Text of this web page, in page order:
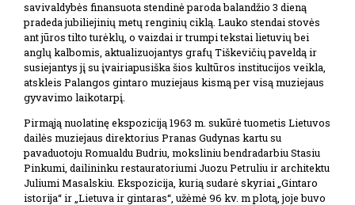
savivaldybės finansuota stendinė paroda balandžio 3 dieną
pradeda jubiliejinių metų renginių ciklą. Lauko stendai stovės
ant jūros tilto turėklų, o vaizdai ir trumpi tekstai lietuvių bei
anglų kalbomis, aktualizuojantys grafų Tiškevičių paveldą ir
susiejantys jį su įvairiapusiška šios kultūros institucijos veikla,
atskleis Palangos gintaro muziejaus kismą per visą muziejaus
gyvavimo laikotarpį.
Pirmąją nuolatinę ekspoziciją 1963 m. sukūrė tuometis Lietuvos
dailės muziejaus direktorius Pranas Gudynas kartu su
pavaduotoju Romualdu Budriu, moksliniu bendradarbiu Stasiu
Pinkumi, dailininku restauratoriumi Juozu Petruliu ir architektu
Juliumi Masalskiu. Ekspozicija, kurią sudarė skyriai „Gintaro
istorija“ ir „Lietuva ir gintaras“, užėmė 96 kv. m plotą, joje buvo